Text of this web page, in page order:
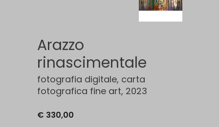
Arazzo
rinascimentale
fotografia digitale, carta
fotografica fine art, 2023
€ 330,00